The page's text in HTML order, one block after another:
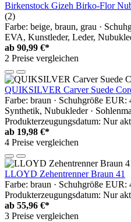
Birkenstock Gizeh Birko-Flor
(2)
Farbe: beige, braun, grau ·
EVA, Kunstleder, Leder,
ab 90,99 €*
2 Preise vergleichen
QUIKSILVER Carver Suede
Farbe: braun · Schuhgröße
Synthetik, Nubukleder ·
Produkterzeugungsdatum: Nur
ab 19,98 €*
4 Preise vergleichen
LLOYD Zehentrenner Braun 41
Farbe: braun · Schuhgröße EUR:
Produkterzeugungsdatum: Nur
ab 55,96 €*
3 Preise vergleichen